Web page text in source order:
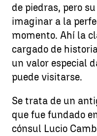
de piedras, pero
imaginar a la
momento. Ahí la
cargado de
un valor especial
puede visitarse.
Se trata de un
que fue fundado
cónsul Lucio